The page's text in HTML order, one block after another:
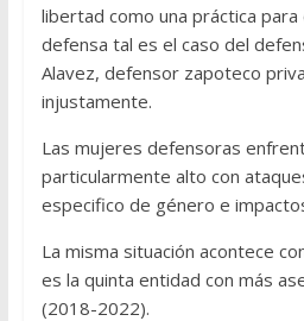
libertad como una práctica
defensa tal es el caso del
Alavez, defensor zapoteco
injustamente.
Las mujeres defensoras
particularmente alto con
especifico de género e
La misma situación acontece
es la quinta entidad con más
(2018-2022).